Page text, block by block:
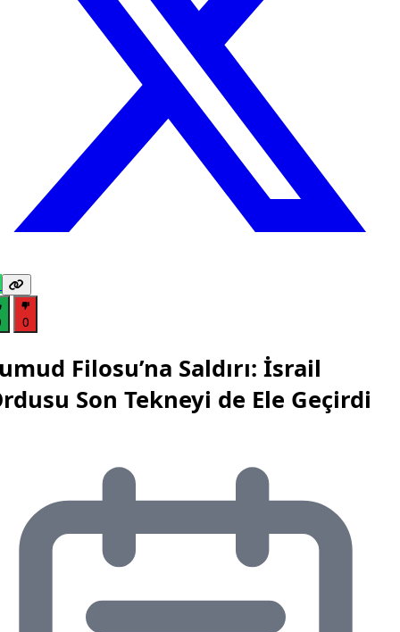
0
Filosu’na Saldırı: İsrail
Son Tekneyi de Ele Geçirdi